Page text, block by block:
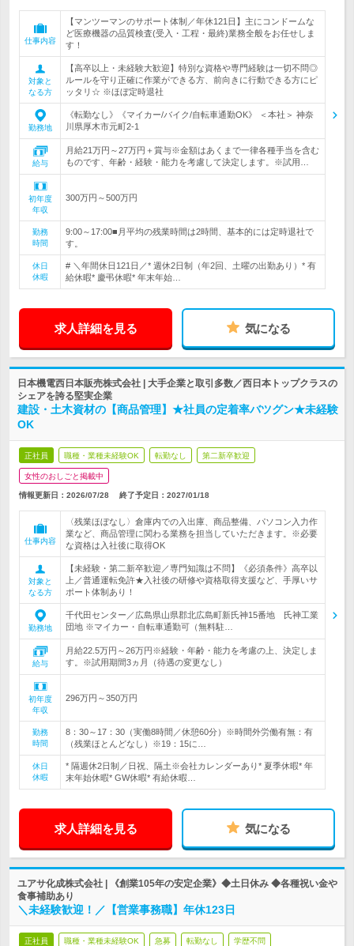
仕事内容
【マンツーマンのサポート体制／年休121日】主にコンドームな
ど医療機器の品質検査(受入・工程・最終)業務全般をお任せしま
す！
対象と
なる方
【高卒以上・未経験大歓迎】特別な資格や専門経験は一切不問◎
ルールを守り正確に作業ができる方、前向きに行動できる方にピ
ッタリ☆ ※ほぼ定時退社
勤務地
《転勤なし》《マイカー/バイク/自転車通勤OK》 ＜本社＞ 神奈
川県厚木市元町2-1
給与
月給21万円～27万円＋賞与※金額はあくまで一律各種手当を含む
ものです、年齢・経験・能力を考慮して決定します。※試用…
初年度
年収
300万円～500万円
勤務
時間
9:00～17:00■月平均の残業時間は2時間、基本的には定時退社で
す。
休日
休暇
# ＼年間休日121日／* 週休2日制（年2回、土曜の出勤あり）* 有
給休暇* 慶弔休暇* 年末年始…
求人詳細を見る 気になる
日本機電西日本販売株式会社 | 大手企業と取引多数／西日本トップクラスの
シェアを誇る堅実企業
建設・土木資材の【商品管理】★社員の定着率バツグン★未経験
OK
正社員 職種・業種未経験OK 転勤なし 第二新卒歓迎
女性のおしごと掲載中
情報更新日：2026/07/28 終了予定日： 2027/01/18
仕事内容
〈残業ほぼなし〉倉庫内での入出庫、商品整備、パソコン入力作
業など、商品管理に関わる業務を担当していただきます。※必要
な資格は入社後に取得OK
対象と
なる方
【未経験・第二新卒歓迎／専門知識は不問】《必須条件》高卒以
上／普通運転免許★入社後の研修や資格取得支援など、手厚いサ
ポート体制あり！
勤務地
千代田センター／広島県山県郡北広島町新氏神15番地 氏神工業
団地 ※マイカー・自転車通勤可（無料駐…
給与
月給22.5万円～26万円※経験・年齢・能力を考慮の上、決定しま
す。※試用期間3ヵ月（待遇の変更なし）
初年度
年収
296万円～350万円
勤務
時間
8：30～17：30（実働8時間／休憩60分）※時間外労働有無：有
（残業ほとんどなし）※19：15に…
休日
休暇
* 隔週休2日制／日祝、隔土※会社カレンダーあり* 夏季休暇* 年
末年始休暇* GW休暇* 有給休暇…
求人詳細を見る 気になる
ユアサ化成株式会社 | 《創業105年の安定企業》◆土日休み ◆各種祝い金や
食事補助あり
＼未経験歓迎！／【営業事務職】年休123日
正社員 職種・業種未経験OK 急募 転勤なし 学歴不問